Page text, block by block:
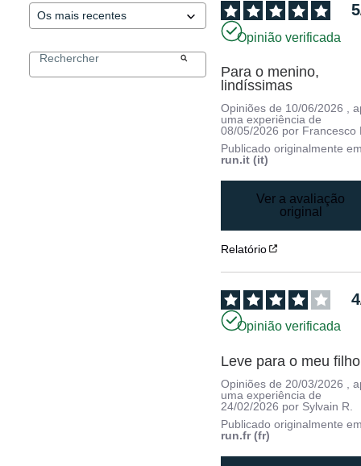
5
Opinião verificada
Para o menino,
lindíssimas
Opiniões de 10/06/2026 ,
uma experiência de
08/05/2026 por Francesco
Publicado originalmente
run.it (it)
Ver a avaliação
original
Relatório
4
Opinião verificada
Leve para o meu
Opiniões de 20/03/2026
,
uma experiência de
24/02/2026 por Sylvain R.
Publicado originalmente
run.fr (fr)